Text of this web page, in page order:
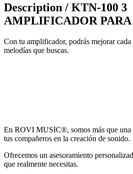
Description / KTN-100 3
AMPLIFICADOR
Con tu amplificador, podrás mejorar
melodías que buscas.
En ROVI MUSIC®, somos más que una
tus compañeros en la creación de sonido.
Ofrecemos un asesoramiento
que realmente necesitas.